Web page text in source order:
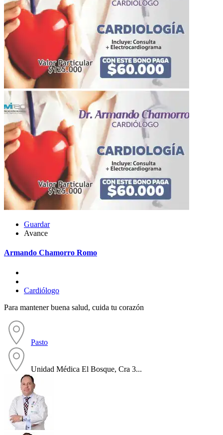
Guardar
Avance
Armando Chamorro Romo
Cardiólogo
Para mantener buena salud, cuida tu corazón
Pasto
Unidad Médica El Bosque, Cra 3...